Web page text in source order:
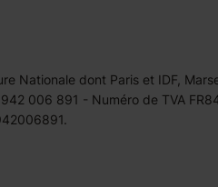
Nationale dont Paris et IDF,
006 891 - Numéro de TVA